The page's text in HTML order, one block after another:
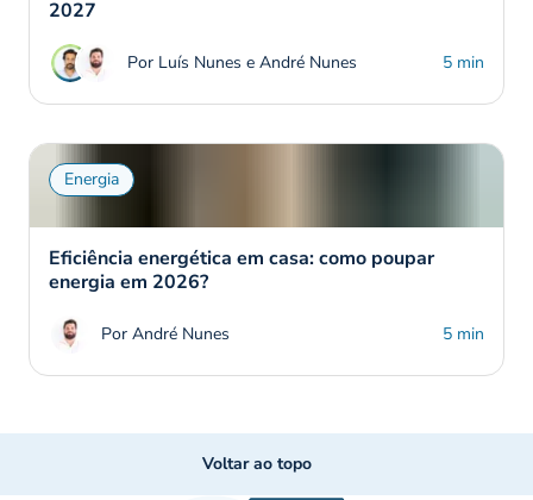
2027
Por Luís Nunes e André Nunes 5 min
Energia
Eficiência energética em casa: como poupar
energia em 2026?
Por André Nunes 5 min
Voltar ao topo